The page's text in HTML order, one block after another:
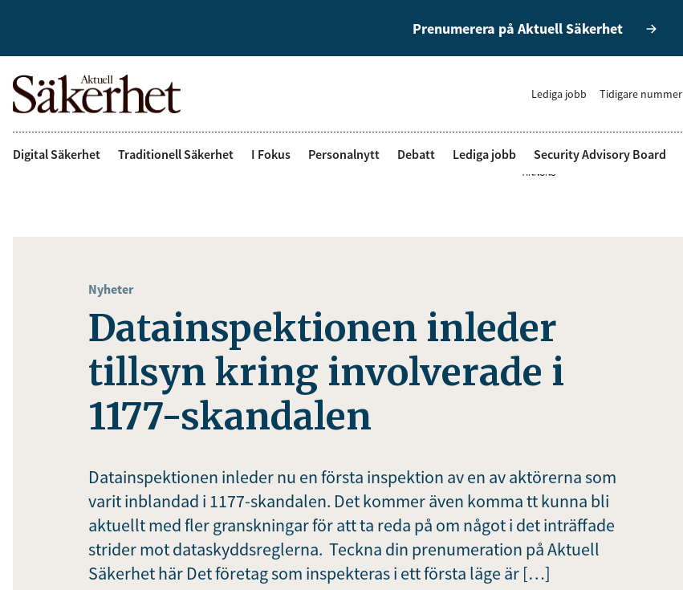
Prenumerera på Aktuell Säkerhet
Lediga jobb Tidigare nummer
Digital Säkerhet Traditionell Säkerhet I Fokus Personalnytt Debatt Lediga jobb Security Advisory Board
ANNONS
Nyheter
Datainspektionen inleder
tillsyn kring involverade i
1177-skandalen
Datainspektionen inleder nu en första inspektion av en av aktörerna som
varit inblandad i 1177-skandalen. Det kommer även komma tt kunna bli
aktuellt med fler granskningar för att ta reda på om något i det inträffade
strider mot dataskyddsreglerna. Teckna din prenumeration på Aktuell
Säkerhet här Det företag som inspekteras i ett första läge är […]